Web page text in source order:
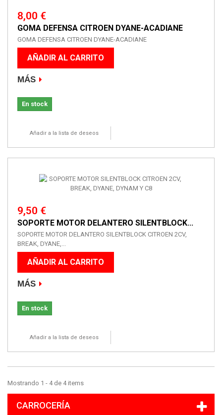
8,00 €
GOMA DEFENSA CITROEN DYANE-ACADIANE
GOMA DEFENSA CITROEN DYANE-ACADIANE
AÑADIR AL CARRITO
MÁS
En stock
Añadir a la lista de deseos
9,50 €
SOPORTE MOTOR DELANTERO SILENTBLOCK...
SOPORTE MOTOR DELANTERO SILENTBLOCK CITROEN 2CV,
BREAK, DYANE,...
AÑADIR AL CARRITO
MÁS
En stock
Añadir a la lista de deseos
Mostrando 1 - 4 de 4 items
CARROCERÍA